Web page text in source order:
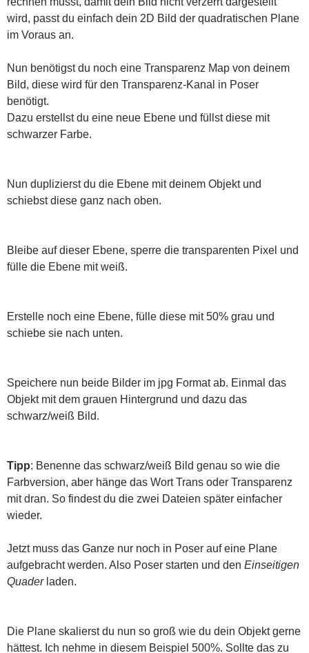
wird, passt du einfach dein 2D Bild der quadratischen Plane
im Voraus an.
Nun benötigst du noch eine Transparenz Map von deinem
Bild, diese wird für den Transparenz-Kanal in Poser
benötigt.
Dazu erstellst du eine neue Ebene und füllst diese mit
schwarzer Farbe.
Nun duplizierst du die Ebene mit deinem Objekt und
schiebst diese ganz nach oben.
Bleibe auf dieser Ebene, sperre die transparenten Pixel und
fülle die Ebene mit weiß.
Erstelle noch eine Ebene, fülle diese mit 50% grau und
schiebe sie nach unten.
Speichere nun beide Bilder im jpg Format ab. Einmal das
Objekt mit dem grauen Hintergrund und dazu das
schwarz/weiß Bild.
Tipp: Benenne das schwarz/weiß Bild genau so wie die
Farbversion, aber hänge das Wort Trans oder Transparenz
mit dran. So findest du die zwei Dateien später einfacher
wieder.
Jetzt muss das Ganze nur noch in Poser auf eine Plane
aufgebracht werden. Also Poser starten und den Einseitigen
Quaderladen.
Die Plane skalierst du nun so groß wie du dein Objekt gerne
hättest. Ich nehme in diesem Beispiel 500%. Sollte das zu